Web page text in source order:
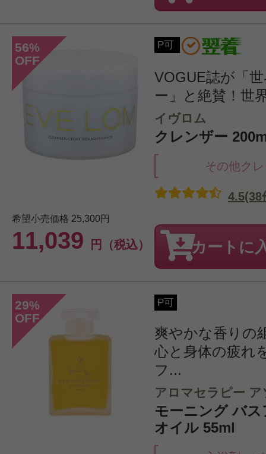
56%
OFF
P可
VOGUE誌が「
ー」と絶賛！世
イヴロム
クレンザー
その他ク
希望小売価格 25,300円
11,039 円（税込）
4.5(38
カートに
29%
OFF
P可
爽やかな香りの
心と身体の疲れ
フ...
アロマセラピー
モーニング バ
オイル 55ml